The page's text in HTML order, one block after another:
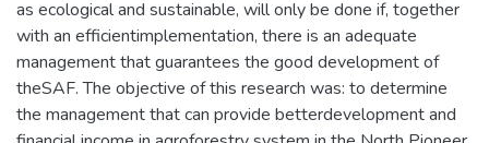
as ecological and sustainable, will only be done if, together
with an efficientimplementation, there is an adequate
management that guarantees the good development of
theSAF. The objective of this research was: to determine
the management that can provide betterdevelopment and